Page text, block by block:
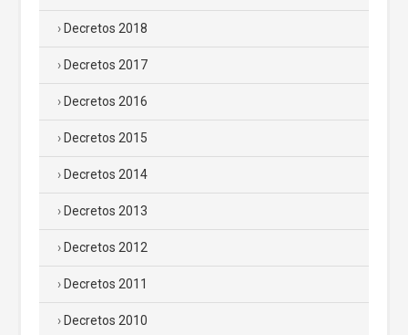
Decretos 2018
Decretos 2017
Decretos 2016
Decretos 2015
Decretos 2014
Decretos 2013
Decretos 2012
Decretos 2011
Decretos 2010